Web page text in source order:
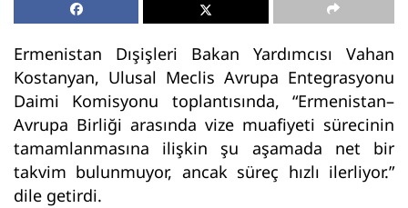
Ermenistan Dışişleri Bakan Yardımcısı Vahan
Kostanyan, Ulusal Meclis Avrupa Entegrasyonu
Daimi Komisyonu toplantısında, “Ermenistan–
Avrupa Birliği arasında vize muafiyeti sürecinin
tamamlanmasına ilişkin şu aşamada net bir
takvim bulunmuyor, ancak süreç hızlı ilerliyor.”
dile getirdi.